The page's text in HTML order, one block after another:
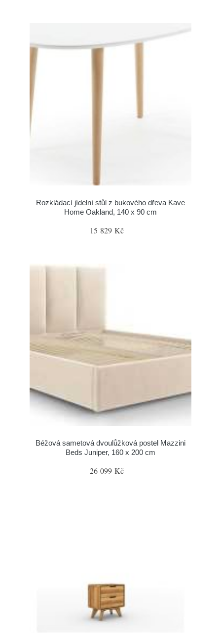
Rozkládací jídelní stůl z bukového dřeva Kave
Home Oakland, 140 x 90 cm
15 829 Kč
Béžová sametová dvoulůžková postel Mazzini
Beds Juniper, 160 x 200 cm
26 099 Kč